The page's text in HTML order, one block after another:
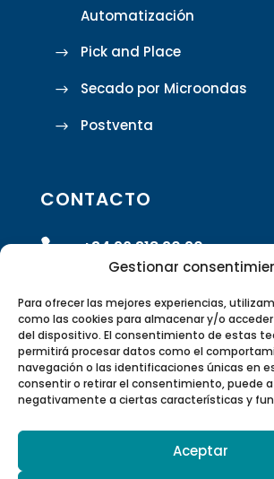
Gestionar
Para ofrecer las mejores experiencias,
como las cookies para almacenar y/o
del dispositivo. El consentimiento de estas
permitirá procesar datos como el
navegación o las identificaciones únicas en
consentir o retirar el consentimiento, puede
negativamente a ciertas características y
Aceptar
Automatización
Pick and Place
Secado por Microondas
Postventa
CONTACTO
 +34 96 318 20 90
 info@rivasrobotics.com
 Envíanos un formulario

Polígono Industrial Suzi